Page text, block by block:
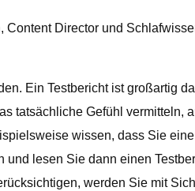
Director und
Ein Testbericht ist großartig
tatsächliche Gefühl vermitteln,
wissen, dass Sie
lesen Sie dann einen
werden Sie mit